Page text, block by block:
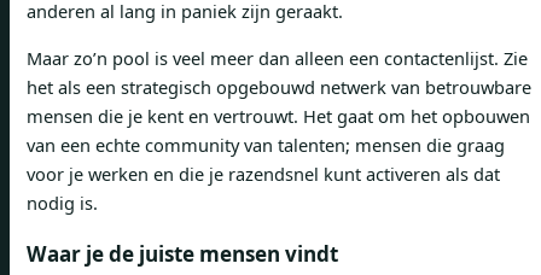
anderen al lang in paniek zijn geraakt.
Maar zo’n pool is veel meer dan alleen een contactenlijst. Zie
het als een strategisch opgebouwd netwerk van betrouwbare
mensen die je kent en vertrouwt. Het gaat om het opbouwen
van een echte community van talenten; mensen die graag
voor je werken en die je razendsnel kunt activeren als dat
nodig is.
Waar je de juiste mensen vindt